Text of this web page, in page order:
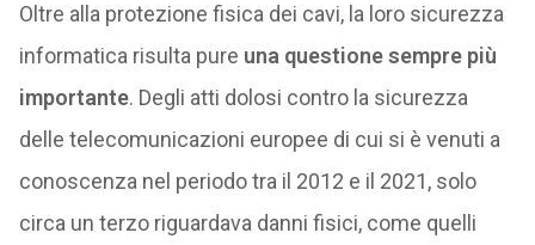
Oltre alla protezione fisica dei cavi, la loro sicurezza
informatica risulta pure una questione sempre più
importante. Degli atti dolosi contro la sicurezza
delle telecomunicazioni europee di cui si è venuti a
conoscenza nel periodo tra il 2012 e il 2021, solo
circa un terzo riguardava danni fisici, come quelli